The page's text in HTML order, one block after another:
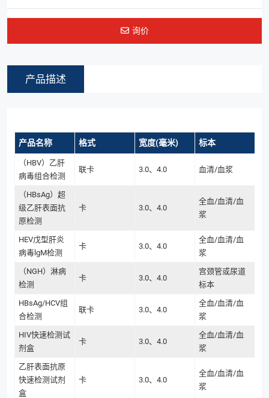
询价
产品描述
产品名称 格式 宽度(毫米) 标本
（HBV）乙肝
病毒组合检测
联卡 3.0、4.0 血清/血浆
（HBsAg）超
级乙肝表面抗
原检测
卡 3.0、4.0
全血/血清/血
浆
HEV戊型肝炎
病毒lgM检测
卡 3.0、4.0
全血/血清/血
浆
（NGH）淋病
检测
卡 3.0、4.0
宫颈管或尿道
标本
HBsAg/HCV组
合检测
联卡 3.0、4.0
全血/血清/血
浆
HIV快速检测试
剂盒
卡 3.0、4.0
全血/血清/血
浆
乙肝表面抗原
快速检测试剂
盒
卡 3.0、4.0
全血/血清/血
浆